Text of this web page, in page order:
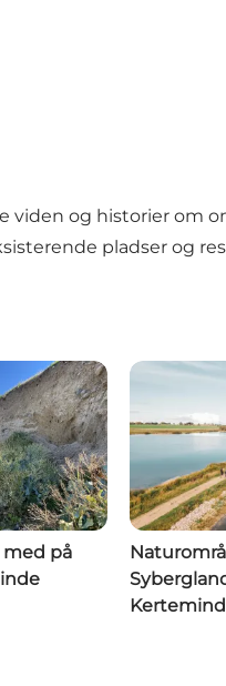
viden og historier om
pladser og
på